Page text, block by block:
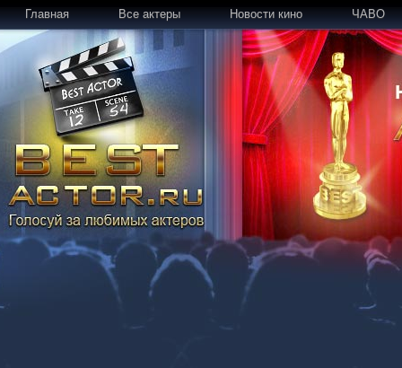
Главная Все актеры Новости кино ЧАВО